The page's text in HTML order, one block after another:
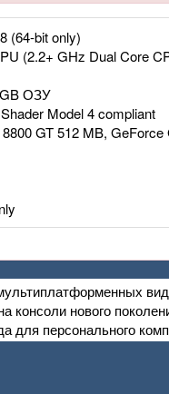
(64-bit only)
(2.2+ GHz Dual Core
ОЗУ
Model 4 compliant
GT 512 MB, GeForce
консоли нового
для персонального